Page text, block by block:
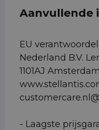
Aanvullende
EU
Nederland B.V.
1101AJ
- Laagste